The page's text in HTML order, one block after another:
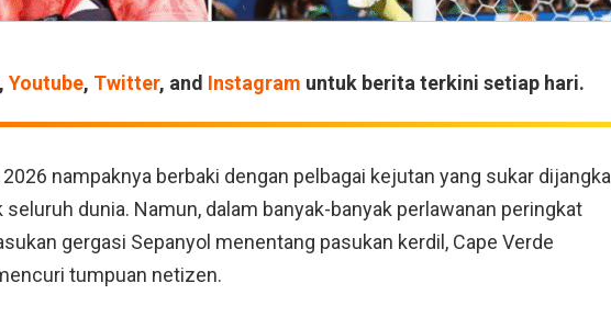
, Youtube, Twitter, and Instagram untuk berita terkini setiap hari.
2026 nampaknya berbaki dengan pelbagai kejutan yang sukar dijangka
dunia. Namun, dalam banyak-banyak perlawanan peringkat
gergasi Sepanyol menentang pasukan kerdil, Cape Verde
tumpuan netizen.